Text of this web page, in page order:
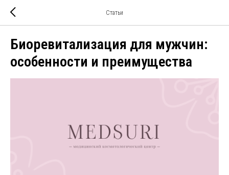
Статьи
Биоревитализация для мужчин:
особенности и преимущества